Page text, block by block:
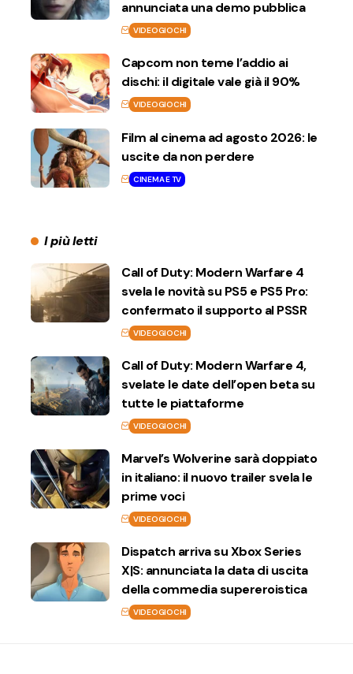
annunciata una demo pubblica
VIDEOGIOCHI
Capcom non teme l’addio ai
dischi: il digitale vale già il 90%
VIDEOGIOCHI
Film al cinema ad agosto 2026: le
uscite da non perdere
CINEMA E TV
I più letti
Call of Duty: Modern Warfare 4
svela le novità su PS5 e PS5 Pro:
confermato il supporto al PSSR
VIDEOGIOCHI
Call of Duty: Modern Warfare 4,
svelate le date dell’open beta su
tutte le piattaforme
VIDEOGIOCHI
Marvel’s Wolverine sarà doppiato
in italiano: il nuovo trailer svela le
prime voci
VIDEOGIOCHI
Dispatch arriva su Xbox Series
X|S: annunciata la data di uscita
della commedia supereroistica
VIDEOGIOCHI